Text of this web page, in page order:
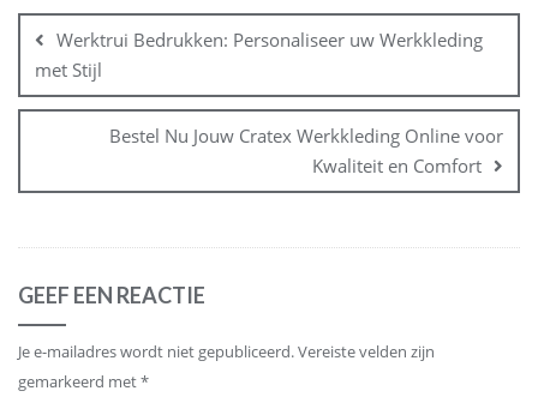
navigatie
Werktrui Bedrukken: Personaliseer uw Werkkleding
met Stijl
Bestel Nu Jouw Cratex Werkkleding Online voor
Kwaliteit en Comfort
GEEF EEN REACTIE
Je e-mailadres wordt niet gepubliceerd.Vereiste velden zijn
gemarkeerd met*